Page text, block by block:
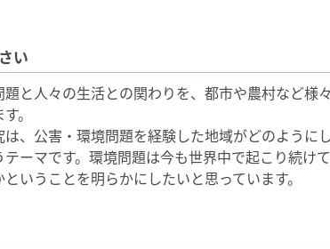
い
と人々の生活との関わりを、都市や農村など様
。
、公害・環境問題を経験した地域がどのように
ーマです。環境問題は今も世界中で起こり続け
いうことを明らかにしたいと思っています。